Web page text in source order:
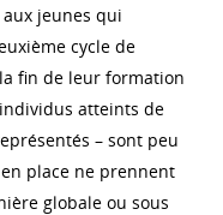
jeunes qui
cycle de
fin de leur formation
atteints de
– sont peu
place ne prennent
globale ou sous